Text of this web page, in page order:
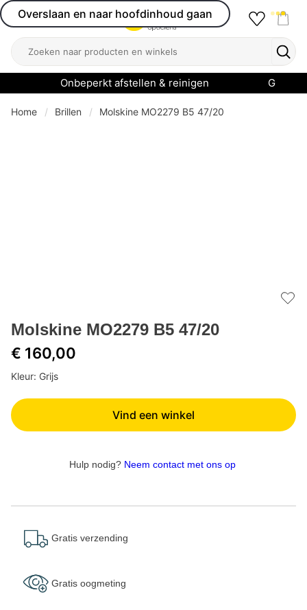
Overslaan en naar hoofdinhoud gaan
Open menu
Zoeken
Onbeperkt afstellen & reinigen
Home Brillen Molskine MO2279 B5 47/20
Molskine MO2279 B5 47/20
€ 160,00
Kleur: Grijs
Vind een winkel
Hulp nodig? Neem contact met ons op
Gratis verzending
Gratis oogmeting